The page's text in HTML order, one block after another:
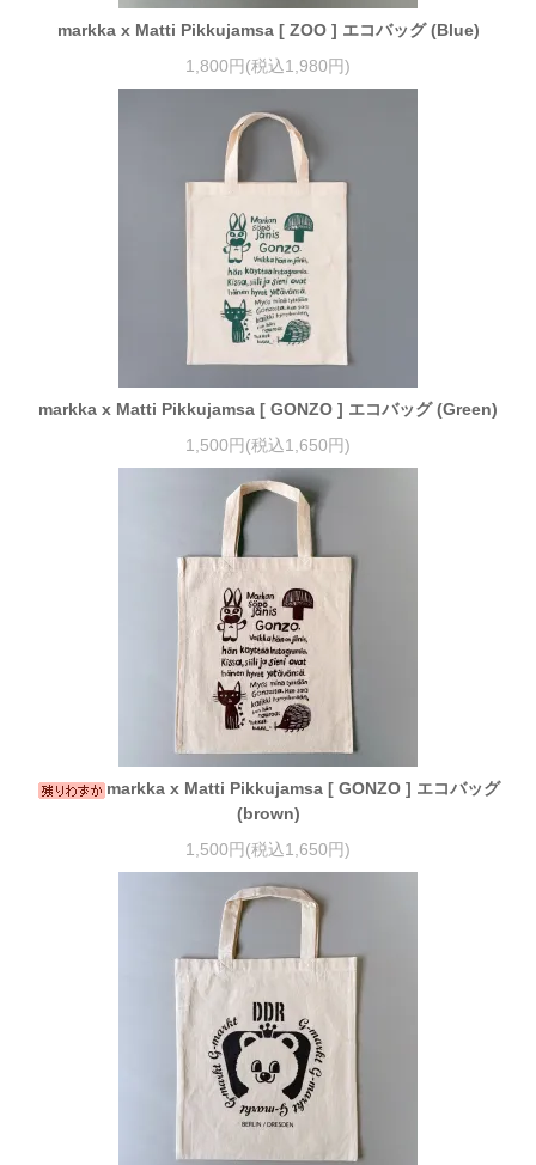
markka x Matti Pikkujamsa [ ZOO ] エコバッグ (Blue)
1,800円(税込1,980円)
markka x Matti Pikkujamsa [ GONZO ] エコバッグ (Green)
1,500円(税込1,650円)
markka x Matti Pikkujamsa [ GONZO ] エコバッグ
(brown)
1,500円(税込1,650円)